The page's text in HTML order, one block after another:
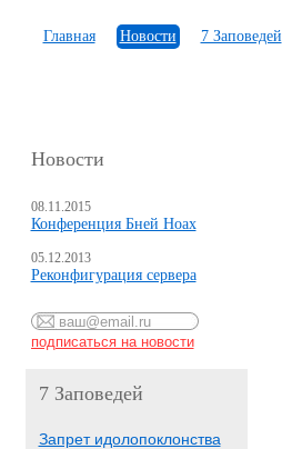
Главная Новости 7 Заповедей
Новости
08.11.2015
Конференция Бней Ноах
05.12.2013
Реконфигурация сервера
7 Заповедей
Запрет идолопоклонства